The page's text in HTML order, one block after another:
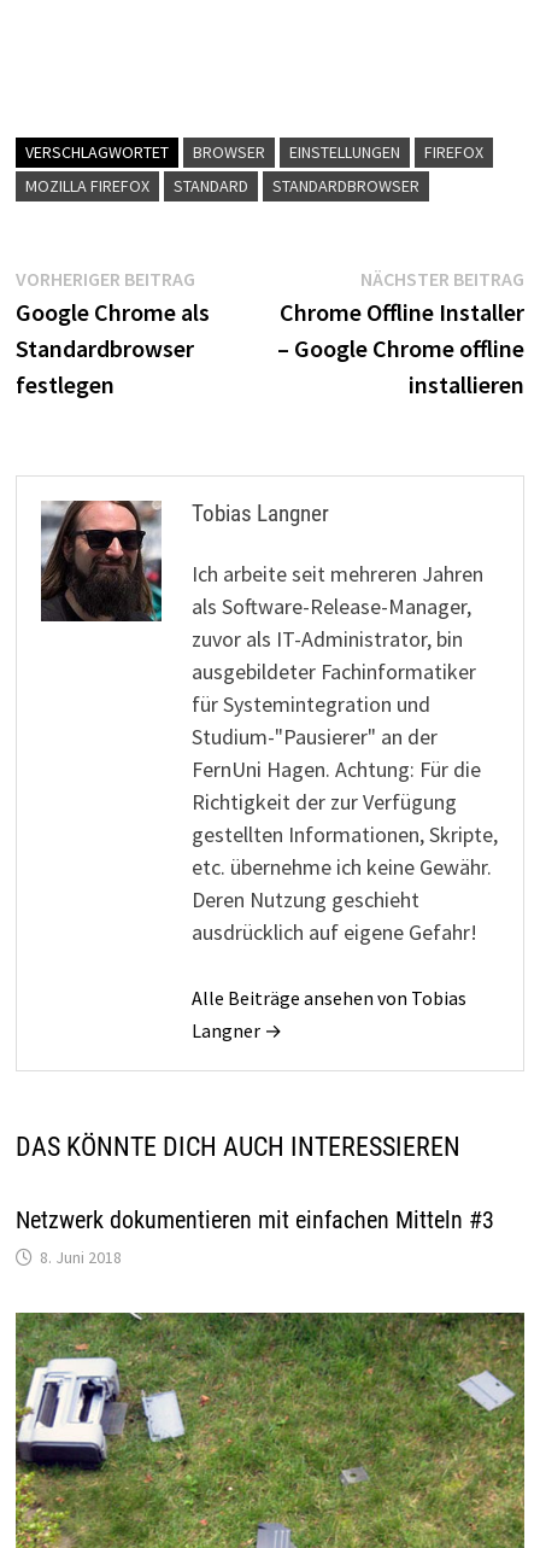
VERSCHLAGWORTET BROWSER EINSTELLUNGEN
FIREFOX
MOZILLA FIREFOX
STANDARD STANDARDBROWSER
Beitragsnavigation
VORHERIGER BEITRAGVorheriger
Beitrag:
Google Chrome als
Standardbrowser
festlegen
NÄCHSTER BEITRAG
Chrome Offline Installer
– Google Chrome offline
installieren
Tobias Langner
Ich arbeite seit mehreren Jahren
als Software-Release-Manager,
zuvor als IT-Administrator, bin
ausgebildeter Fachinformatiker
für Systemintegration und
Studium-"Pausierer" an der
FernUni Hagen. Achtung: Für die
Richtigkeit der zur Verfügung
gestellten Informationen, Skripte,
etc. übernehme ich keine Gewähr.
Deren Nutzung geschieht
ausdrücklich auf eigene Gefahr!
Alle Beiträge ansehen von Tobias
Langner →
DAS KÖNNTE DICH AUCH INTERESSIEREN
Netzwerk dokumentieren mit einfachen Mitteln #3
8. Juni 2018